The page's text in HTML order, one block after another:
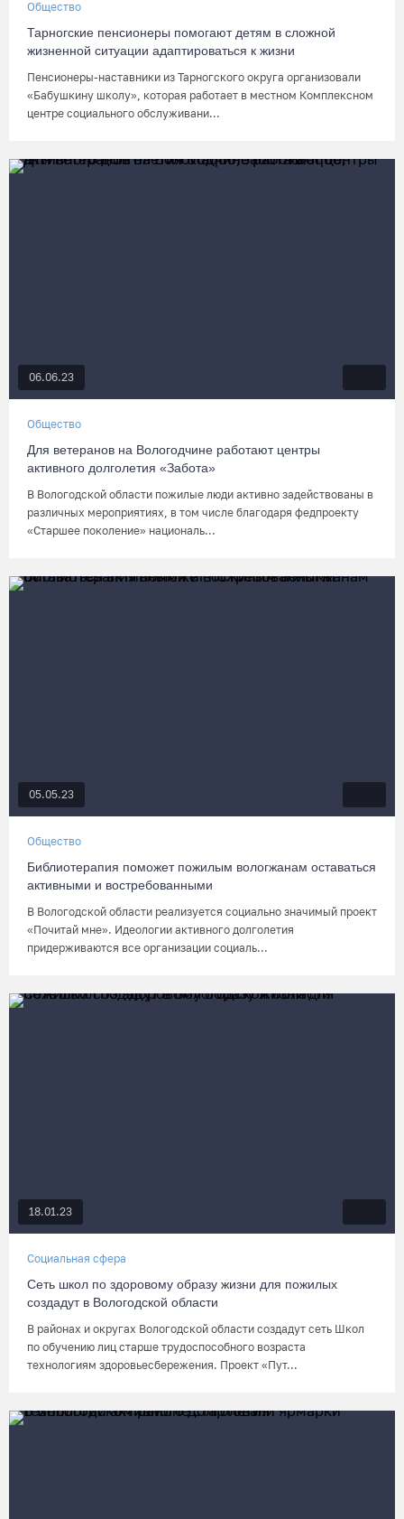
Общество
Тарногские пенсионеры помогают детям в сложной
жизненной ситуации адаптироваться к жизни
Пенсионеры-наставники из Тарногского округа организовали
«Бабушкину школу», которая работает в местном Комплексном
центре социального обслуживани...
06.06.23
Общество
Для ветеранов на Вологодчине работают центры
активного долголетия «Забота»
В Вологодской области пожилые люди активно задействованы в
различных мероприятиях, в том числе благодаря федпроекту
«Старшее поколение» националь...
05.05.23
Общество
Библиотерапия поможет пожилым вологжанам оставаться
активными и востребованными
В Вологодской области реализуется социально значимый проект
«Почитай мне». Идеологии активного долголетия
придерживаются все организации социаль...
18.01.23
Социальная сфера
Сеть школ по здоровому образу жизни для пожилых
создадут в Вологодской области
В районах и округах Вологодской области создадут сеть Школ
по обучению лиц старше трудоспособного возраста
технологиям здоровьесбережения. Проект «Пут...